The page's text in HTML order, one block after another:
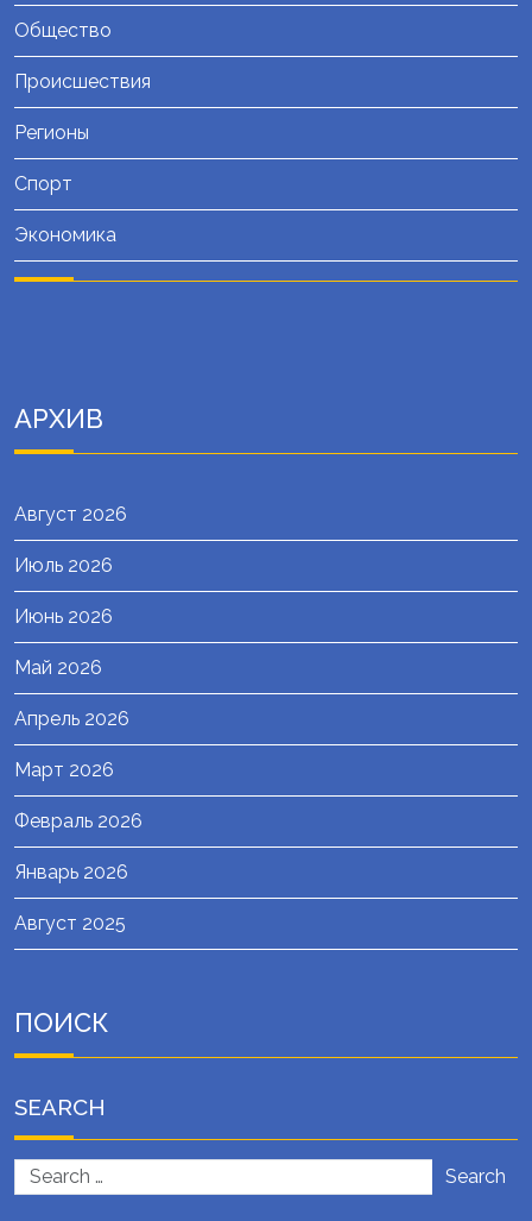
Общество
Происшествия
Регионы
Спорт
Экономика
АРХИВ
Август 2026
Июль 2026
Июнь 2026
Май 2026
Апрель 2026
Март 2026
Февраль 2026
Январь 2026
Август 2025
ПОИСК
SEARCH
Search